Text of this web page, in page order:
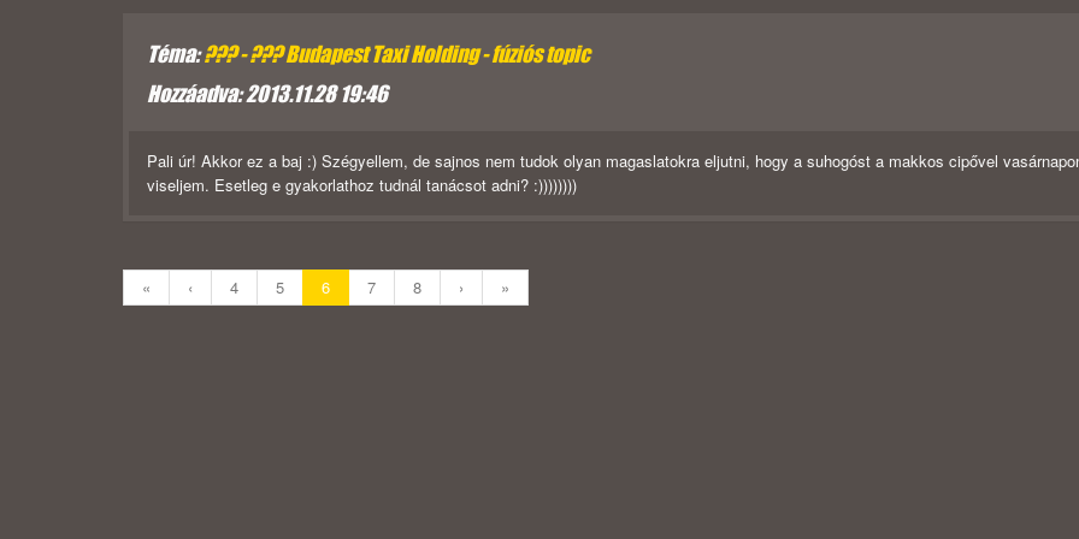
Téma:??? - ??? Budapest Taxi Holding - fúziós topic
Hozzáadva: 2013.11.28 19:46
Pali úr! Akkor ez a baj :) Szégyellem, de sajnos nem tudok olyan magaslatokra eljutni, hogy a suhogóst a makkos cipővel
viseljem. Esetleg e gyakorlathoz tudnál tanácsot adni? :))))))))
« ‹ 4 5 6 7 8 › »